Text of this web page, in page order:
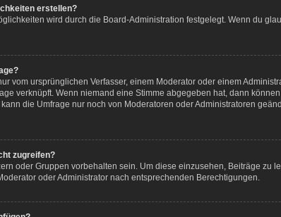
erstellen?
wird durch die Board-Administration festgelegt. Wenn du
vom ursprünglichen Verfasser, einem Moderator oder einem
verknüpft. Wenn niemand eine Stimme abgegeben hat, dann
die Umfrage nur noch von Moderatoren oder Administratoren
zugreifen?
oder Gruppen vorbehalten sein. Um diese einzusehen, Beiträge
oder Administrator nach entsprechenden Berechtigungen.